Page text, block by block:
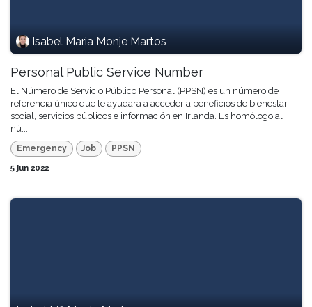
Isabel Maria Monje Martos
Personal Public Service Number
El Número de Servicio Público Personal (PPSN) es un número de
referencia único que le ayudará a acceder a beneficios de bienestar
social, servicios públicos e información en Irlanda. Es homólogo al
nú...
Emergency Job
PPSN
5 jun 2022